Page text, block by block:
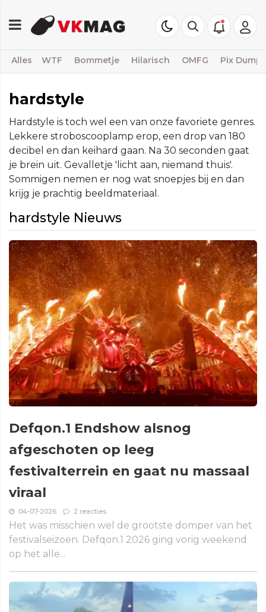
Alles WTF Bommetje Hilarisch OMFG Pix Dump
hardstyle
Hardstyle is toch wel een van onze favoriete genres.
Lekkere stroboscooplamp erop, een drop van 180
decibel en dan keihard gaan. Na 30 seconden gaat
je brein uit. Gevalletje 'licht aan, niemand thuis'.
Sommigen nemen er nog wat snoepjes bij en dan
krijg je prachtig beeldmateriaal.
hardstyle Nieuws
Defqon.1 Endshow alsnog
afgeschoten op leeg
festivalterrein en gaat nu massaal
viraal
04-07-2026 2 reacties
Het was misschien wel de grootste domper van het
festivalseizoen. Defqon.1 2026 ging vorig weekend
op het alle...